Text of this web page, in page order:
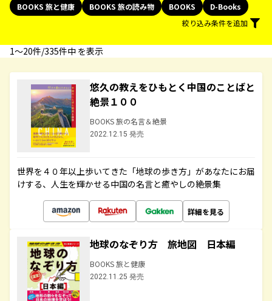
BOOKS 旅と健康
BOOKS 旅の読み物 BOOKS
D-Books
絞り込み条件を追加
1〜20件/335件中 を表示
悠久の教えをひもとく中国のことばと
絶景１００
BOOKS 旅の名言＆絶景
2022.12.15 発売
世界を４０年以上歩いてきた「地球の歩き方」があなたにお届
けする、人生を輝かせる中国の名言と癒やしの絶景集
詳細を見る
地球のなぞり方 旅地図 日本編
BOOKS 旅と健康
2022.11.25 発売